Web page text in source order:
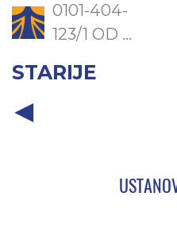
0101-404-
123/1 OD ...
STARIJE